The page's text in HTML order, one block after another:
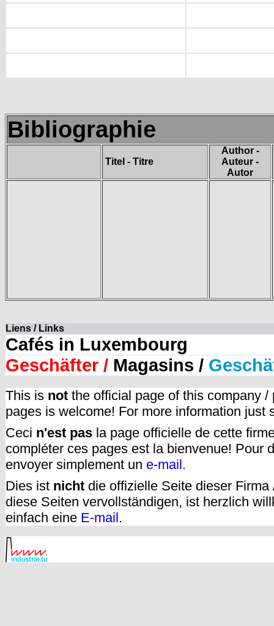
Bibliographie
Titel - Titre
Author -
Auteur -
Autor
Liens / Links
Cafés in Luxembourg
Geschäfter / Magasins /
This is not the official page of this company
pages is welcome! For more information just
Ceci n'est pas la page officielle de cette
compléter ces pages est la bienvenue! Pour
envoyer simplement un e-mail.
Dies ist nicht die offizielle Seite dieser
diese Seiten vervollständigen, ist herzlich
einfach eine E-mail.